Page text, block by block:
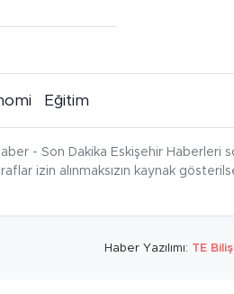
Eğitim
- Son Dakika Eskişehir Haberleri
izin alınmaksızın kaynak
Haber Yazılımı: TE